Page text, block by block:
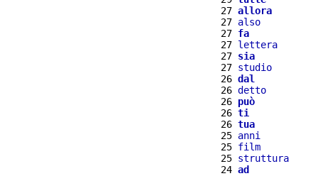
27 allora
27 also
27 fa
27 lettera
27 sia
27 studio
26 dal
26 detto
26 può
26 ti
26 tua
25 anni
25 film
25 struttura
24 ad